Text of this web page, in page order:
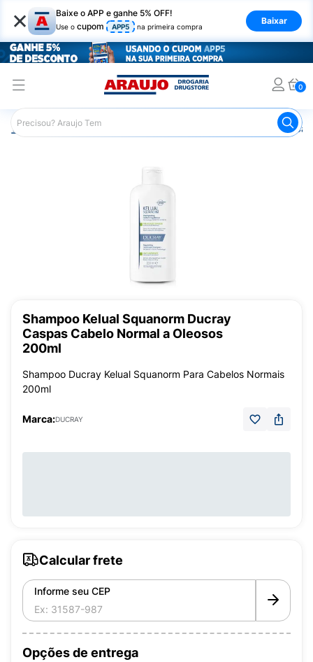
× Baixe o APP e ganhe 5% OFF!
Use o cupom APP5 na primeira compra
Baixar
0
Araujo Dermocosméticos Dermocosméticos para os
Shampoo Kelual Squanorm Ducray
Caspas Cabelo Normal a Oleosos
200ml
Shampoo Ducray Kelual Squanorm Para Cabelos Normais
200ml
Marca:DUCRAY
Calcular frete
Informe seu CEP
Opções de entrega